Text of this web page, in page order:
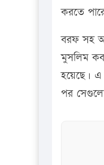
করতে
বরফ সহ
মুসলিম
হয়েছে। এ
পর সেগুলো